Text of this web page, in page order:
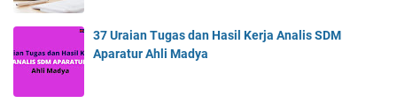
37 Uraian Tugas dan Hasil Kerja Analis SDM
Aparatur Ahli Madya